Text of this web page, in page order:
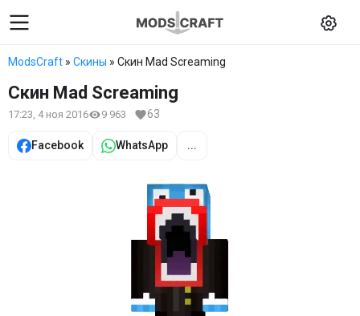
ModsCraft » Скины » Скин Mad Screaming
Скин Mad Screaming
17:23, 4 ноя 2016 9 963 63
Facebook WhatsApp ...